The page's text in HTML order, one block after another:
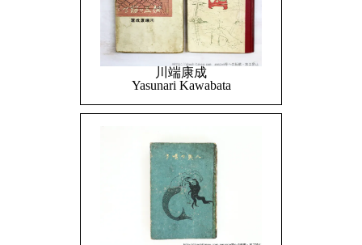
川端康成
Yasunari Kawabata